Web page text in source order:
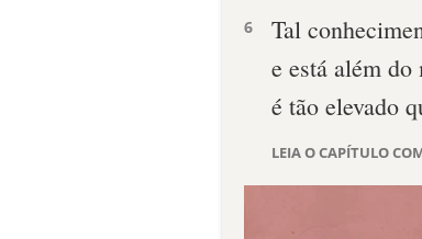
6
Tal
e está além do
é tão elevado
LEIA O CAPÍTULO